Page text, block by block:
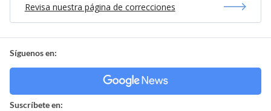
Revisa nuestra página de correcciones
Síguenos en:
Suscríbete en: